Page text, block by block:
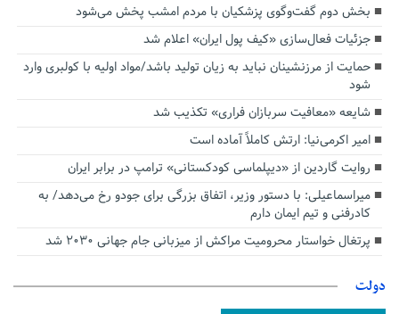
بخش دوم گفت‌وگوی پزشکیان با مردم امشب پخش می‌شود
جزئیات فعال‌سازی «کیف پول ایران» اعلام شد
حمایت از مرزنشینان نباید به زیان تولید باشد/مواد اولیه با کولبری وارد
شود
شایعه «معافیت سربازان فراری» تکذیب شد
امیر اکرمی‌نیا: ارتش کاملاً آماده است
روایت گاردین از «دیپلماسی کودکستانی» ترامپ در برابر ایران
میراسماعیلی: با دستور وزیر، اتفاق بزرگی برای جودو رخ می‌دهد/ به
کادرفنی و تیم ایمان دارم
پرتغال خواستار محرومیت مراکش از میزبانی جام جهانی ۲۰۳۰ شد
دولت